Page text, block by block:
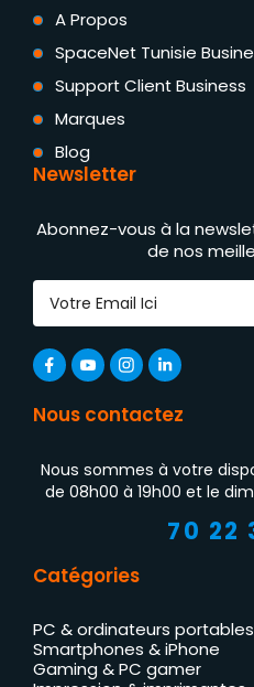
A Propos
SpaceNet Tunisie
Support Client Business
Marques
Blog
Newsletter
Abonnez-vous à la
de nos
Nous contactez
Nous sommes à votre
de 08h00 à 19h00 et le
70 22
Catégories
PC & ordinateurs portables
Smartphones & iPhone
Gaming & PC gamer